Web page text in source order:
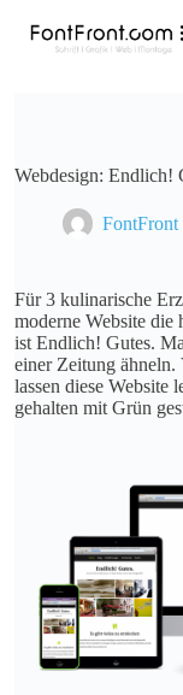
Webdesign: Endlich!
FontFront
Für 3 kulinarische
moderne Website die
ist Endlich! Gutes.
einer Zeitung
lassen diese Website
gehalten mit Grün